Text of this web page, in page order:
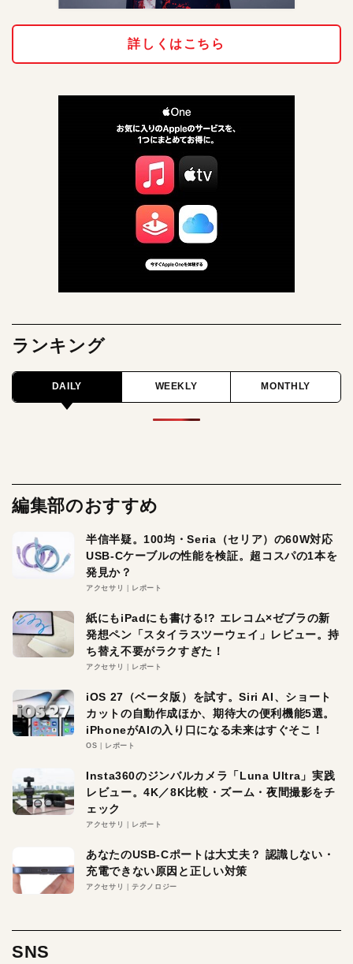
詳しくはこちら
ランキング
DAILY WEEKLY MONTHLY
編集部のおすすめ
半信半疑。100均・Seria（セリア）の60W対応
USB-Cケーブルの性能を検証。超コスパの1本を
発見か？
アクセサリ レポート
紙にもiPadにも書ける!? エレコム×ゼブラの新
発想ペン「スタイラスツーウェイ」レビュー。持
ち替え不要がラクすぎた！
アクセサリ レポート
iOS 27（ベータ版）を試す。Siri AI、ショート
カットの自動作成ほか、期待大の便利機能5選。
iPhoneがAIの入り口になる未来はすぐそこ！
OS レポート
Insta360のジンバルカメラ「Luna Ultra」実践
レビュー。4K／8K比較・ズーム・夜間撮影をチ
ェック
アクセサリ レポート
あなたのUSB-Cポートは大丈夫？ 認識しない・
充電できない原因と正しい対策
アクセサリ テクノロジー
SNS